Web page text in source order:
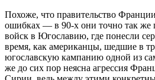
Похоже, что правительство
ошибках — в 90-х они точно так же
войск в Югославию, где понесли
время, как американцы, шедшие в
югославскую кампанию одной из
же до сих пор неясна агрессия